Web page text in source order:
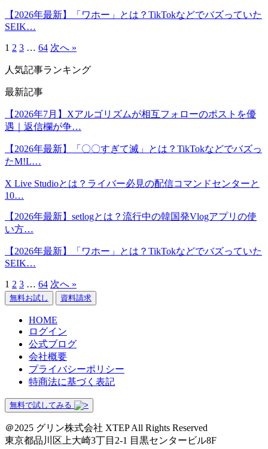
【2026年最新】「ワホー」とは？TikTokなどでバズっていた
SEIK…
1 2 3 … 64 次へ »
人気記事ランキング
最新記事
【2026年7月】Xアルゴリズムが相互フォローのポストを優
遇｜返信欄が争…
【2026年最新】「〇〇すぎて滅」とは？TikTokなどでバズっ
たM!L…
X Live Studioとは？ライバー必見の配信コマンドセンターと
10…
【2026年最新】setlogとは？流行中の韓国発Vlogアプリの使
い方…
【2026年最新】「ワホー」とは？TikTokなどでバズっていた
SEIK…
1 2 3 … 64 次へ »
無料お試し 資料請求
HOME
ログイン
公式ブログ
会社概要
プライバシーポリシー
特商法に基づく表記
無料で試してみる
＠2025 グリン株式会社 XTEP All Rights Reserved
東京都品川区上大崎3丁目2-1 目黒センタービル8F